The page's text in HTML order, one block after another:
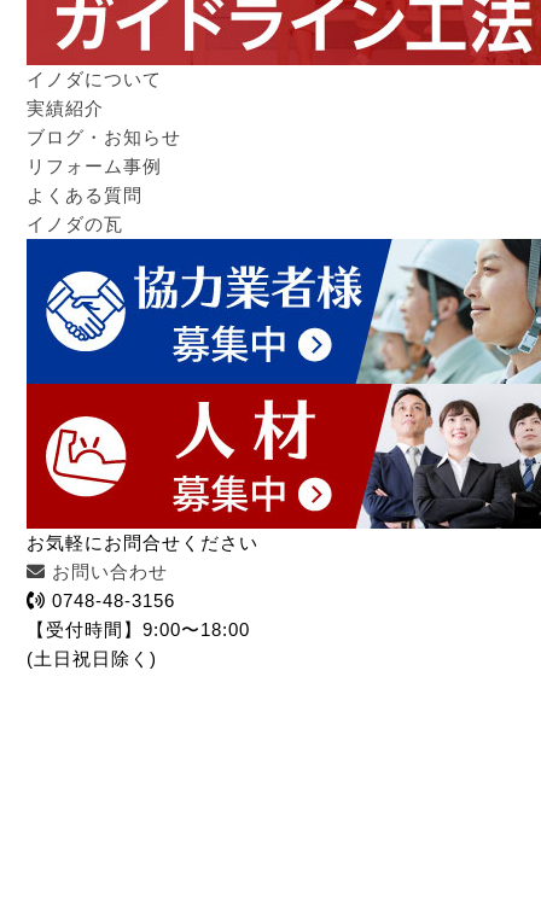
イノダについて
実績紹介
ブログ・お知らせ
リフォーム事例
よくある質問
イノダの瓦
お気軽にお問合せください
お問い合わせ
0748-48-3156
【受付時間】9:00〜18:00
(土日祝日除く)